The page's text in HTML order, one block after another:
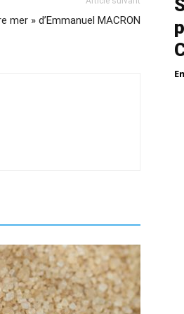
mer » d’Emmanuel MACRON